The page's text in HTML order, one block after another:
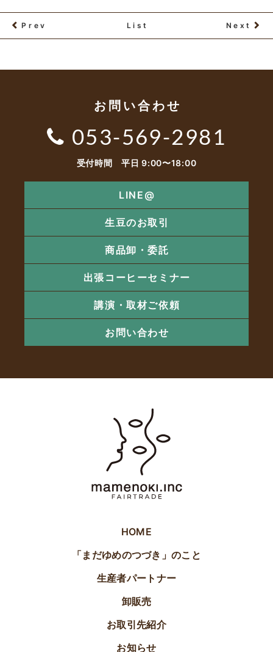
Prev List Next
お問い合わせ
053-569-2981
受付時間 平日 9:00〜18:00
LINE@
生豆のお取引
商品卸・委託
出張コーヒーセミナー
講演・取材ご依頼
お問い合わせ
HOME
「まだゆめのつづき」のこと
生産者パートナー
卸販売
お取引先紹介
お知らせ